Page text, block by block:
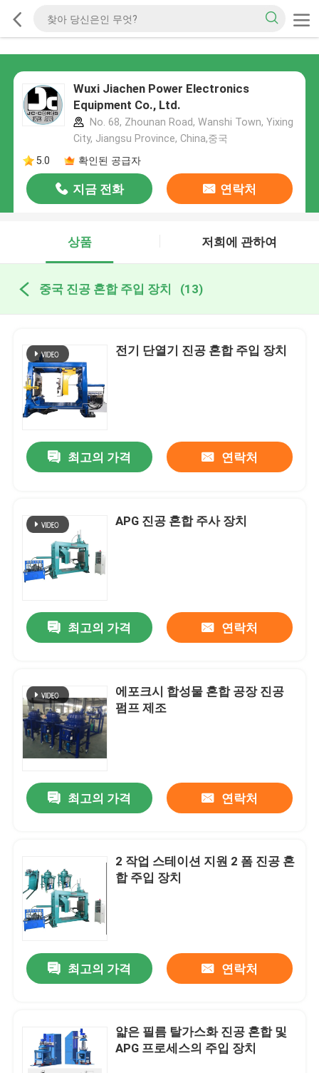
Wuxi Jiachen Power Electronics
Equipment Co., Ltd.
No. 68, Zhounan Road, Wanshi Town, Yixing
City, Jiangsu Province, China,중국
5.0
확인된 공급자
지금 전화 연락처
상품 저희에 관하여
중국 진공 혼합 주입 장치 (13)
전기 단열기 진공 혼합 주입 장치
최고의 가격 연락처
APG 진공 혼합 주사 장치
최고의 가격 연락처
에포크시 합성물 혼합 공장 진공
펌프 제조
최고의 가격 연락처
2 작업 스테이션 지원 2 폼 진공 혼
합 주입 장치
최고의 가격 연락처
얇은 필름 탈가스화 진공 혼합 및
APG 프로세스의 주입 장치